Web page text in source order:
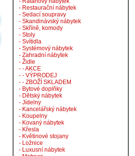
- Restaurační nábytek
- Sedací soupravy
- Skandinávský nábytek
- Skříně, komody
- Stoly
- Svítidla
- Systémový nábytek
- Zahradní nábytek
- Židle
- - AKCE
- - VÝPRODEJ
- - ZBOŽÍ SKLADEM
- Bytové doplňky
- Dětský nábytek
- Jídelny
- Kancelářský nábytek
- Koupelny
- Kovaný nábytek
- Křesla
- Květinové stojany
- Ložnice
- Luxusní nábytek